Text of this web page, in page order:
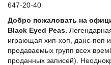
647-20-40
Добро пожаловать на
Black Eyed Peas.
играющая хип-хоп, данс-поп
продаваемых групп всех
проданных записей).